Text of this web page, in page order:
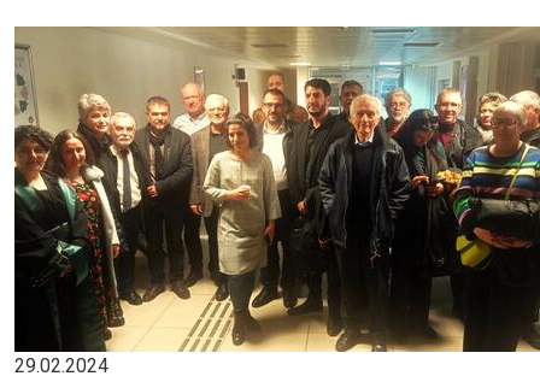
Image
29.02.2024